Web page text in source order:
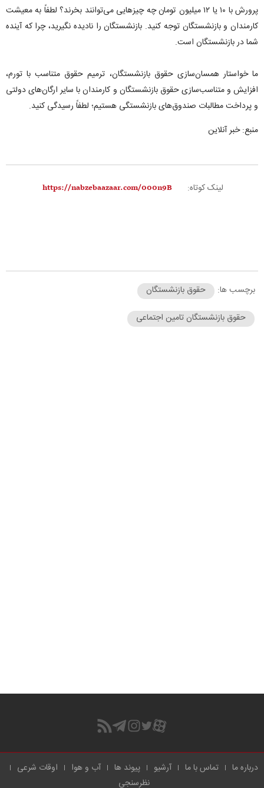
پرورش با ۱۰ یا ۱۲ میلیون تومان چه چیزهایی می‌توانند بخرند؟ لطفاً به معیشت
کارمندان و بازنشستگان توجه کنید. بازنشستگان را نادیده نگیرید، چرا که آینده
شما در بازنشستگان است.
ما خواستار همسان‌سازی حقوق بازنشستگان، ترمیم حقوق متناسب با تورم،
افزایش و متناسب‌سازی حقوق بازنشستگان و کارمندان با سایر ارگان‌های دولتی
و پرداخت مطالبات صندوق‌های بازنشستگی هستیم؛ لطفاً رسیدگی کنید.
منبع: خبر آنلاین
لینک کوتاه:
برچسب ها:
حقوق بازنشستگان
حقوق بازنشستگان تامین اجتماعی
درباره ما تماس با ما آرشیو پیوند ها آب و هوا
اوقات شرعی
نظرسنجی